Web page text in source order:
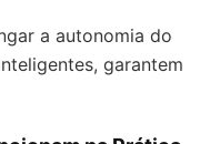
a autonomia do
garantem